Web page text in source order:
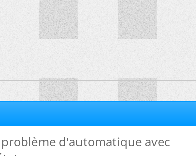
d'automatique avec